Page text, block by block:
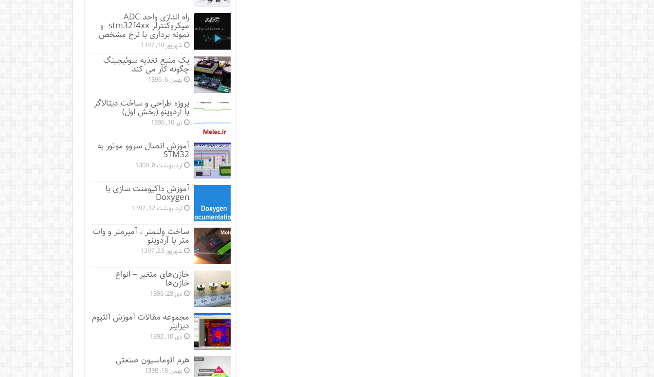
راه اندازی واحد ADC
میکروکنترلر stm32f4xx و
نمونه برداری با نرخ مشخص
شهریور 10, 1397
یک منبع تغذیه سوئیچینگ
چگونه کار می کند
بهمن 6, 1396
پروژه طراحی و ساخت دیتالاگر
با آردوینو (بخش اول)
تیر 10, 1396
آموزش اتصال سروو موتور به
STM32
اردیبهشت 8, 1400
آموزش داکیومنت سازی با
Doxygen
اردیبهشت 12, 1397
ساخت ولتمتر ، آمپرمتر و وات
متر با آردوینو
شهریور 23, 1397
خازن‌های متغیر – انواع
خازن‌ها
دی 28, 1396
مجموعه مقالات آموزش آلتیوم
دیزاینر
دی 10, 1392
هرم اتوماسیون صنعتی
بهمن 18, 1398